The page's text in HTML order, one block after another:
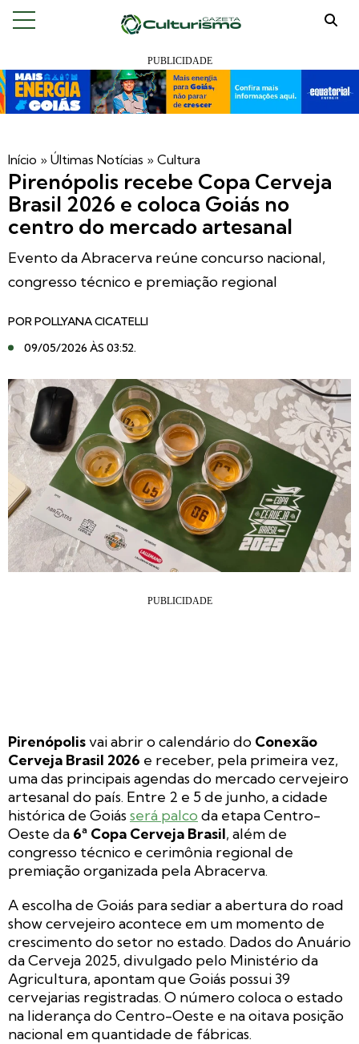
Início » Últimas Notícias » Cultura
Pirenópolis recebe Copa Cerveja
Brasil 2026 e coloca Goiás no
centro do mercado artesanal
Evento da Abracerva reúne concurso nacional,
congresso técnico e premiação regional
PORPOLLYANA CICATELLI
09/05/2026 ÀS 03:52.
Pirenópolisvai abrir o calendário do Conexão
Cerveja Brasil 2026 e receber, pela primeira vez,
uma das principais agendas do mercado cervejeiro
artesanal do país. Entre 2 e 5 de junho, a cidade
histórica de Goiásserá palco da etapa Centro-
Oeste da 6ª Copa Cerveja Brasil, além de
congresso técnico e cerimônia regional de
premiação organizada pela Abracerva.
A escolha de Goiás para sediar a abertura do road
show cervejeiro acontece em um momento de
crescimento do setor no estado. Dados do Anuário
da Cerveja 2025, divulgado pelo Ministério da
Agricultura, apontam que Goiás possui 39
cervejarias registradas. O número coloca o estado
na liderança do Centro-Oeste e na oitava posição
nacional em quantidade de fábricas.